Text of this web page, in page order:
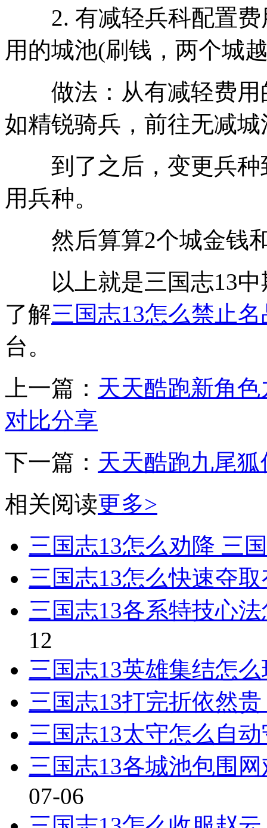
2. 有减轻兵科配置费
用的城池(刷钱，两个城
做法：从有减轻费用
如精锐骑兵，前往无减城
到了之后，变更兵种
用兵种。
然后算算2个城金钱
以上就是三国志13中
了解三国志13怎么禁止
台。
上一篇： 天天酷跑新角
对比分享
下一篇： 天天酷跑九尾
相关阅读更多>
三国志13怎么劝降 三
三国志13怎么快速夺
三国志13各系特技心
12
三国志13英雄集结怎
三国志13打完折依然
三国志13太守怎么自
三国志13各城池包围
07-06